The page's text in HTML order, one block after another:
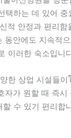
택하는 데 있어 중
적 안정과 편리함
동안에도 지속적
이러한 숙소입니
한 상업 시설들
자가 원할 때 즉시
수 있기 편리합